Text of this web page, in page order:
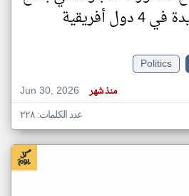
أفريقية
Politics
Jun 30, 2026
منذ شهر
عدد الكلمات: ٢٢٨